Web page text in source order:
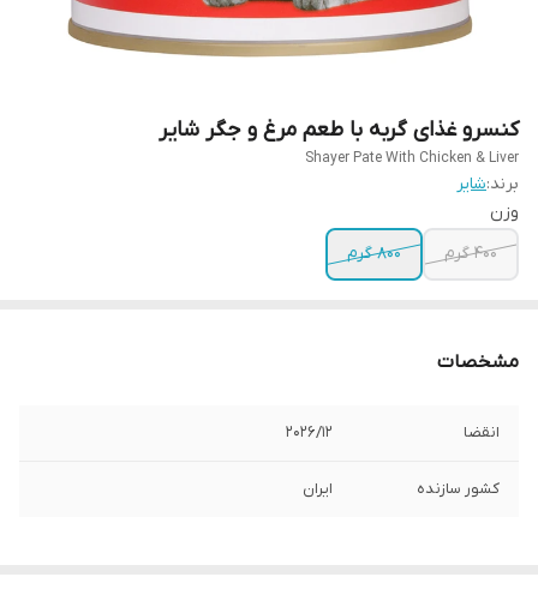
کنسرو غذای گربه با طعم مرغ و جگر شایر
Shayer Pate With Chicken & Liver
برند:شایر
وزن
400 گرم
800 گرم
مشخصات
انقضا 202۶/۱۲
کشور سازنده ایران